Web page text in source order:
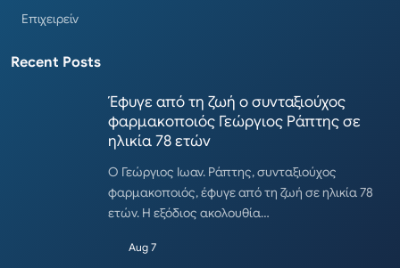
Επιχειρείν
Recent Posts
Έφυγε από τη ζωή ο συνταξιούχος
φαρμακοποιός Γεώργιος Ράπτης σε
ηλικία 78 ετών
Ο Γεώργιος Ιωαν. Ράπτης, συνταξιούχος
φαρμακοποιός, έφυγε από τη ζωή σε ηλικία 78
ετών. Η εξόδιος ακολουθία…
Aug 7